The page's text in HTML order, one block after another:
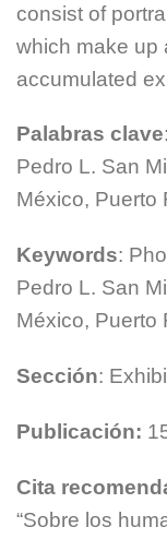
consist of
which make up
accumulated
Palabras clave
Pedro L. San
México, Puerto
Keywords:
Pedro L. San
México, Puerto
Sección:
Publicación:
Cita
“Sobre los